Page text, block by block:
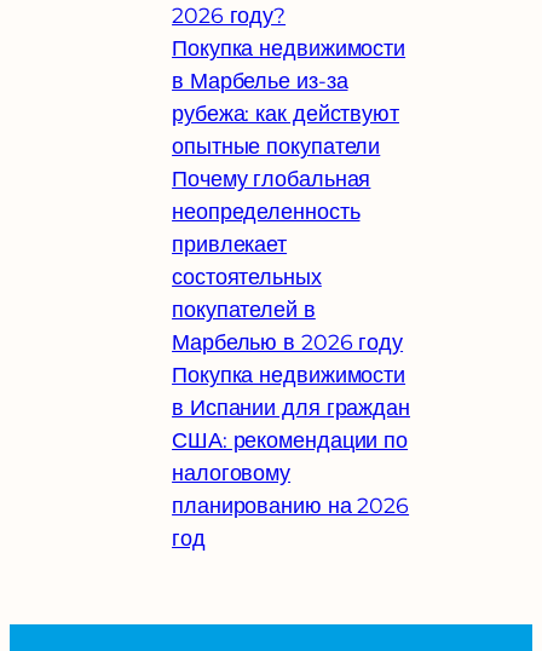
2026 году?
Покупка недвижимости
в Марбелье из-за
рубежа: как действуют
опытные покупатели
Почему глобальная
неопределенность
привлекает
состоятельных
покупателей в
Марбелью в 2026 году
Покупка недвижимости
в Испании для граждан
США: рекомендации по
налоговому
планированию на 2026
год